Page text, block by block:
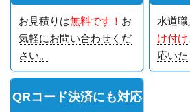
お見積りは無料です！ お
気軽にお問い合わせくだ
さい。
水道職
け付け
応いた
QRコード決済にも対応